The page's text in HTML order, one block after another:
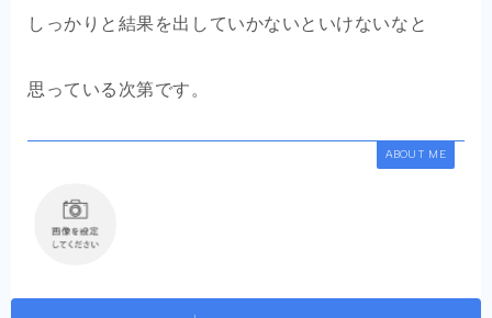
しっかりと結果を出していかないといけないなと
思っている次第です。
ABOUT ME